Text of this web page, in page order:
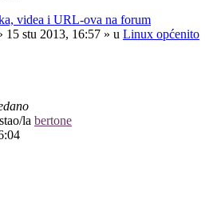
videa i URL-ova na forum
15 stu 2013, 16:57 » u Linux općenito
la bertone